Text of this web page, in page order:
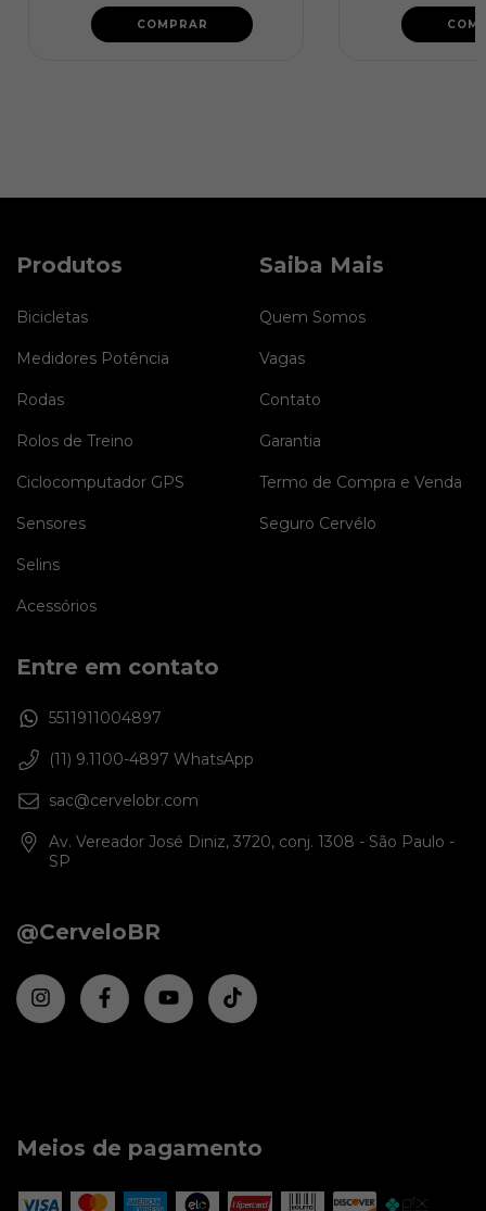
COMPRAR
Produtos
Bicicletas
Medidores Potência
Rodas
Rolos de Treino
Ciclocomputador GPS
Sensores
Selins
Acessórios
Saiba Mais
Quem Somos
Vagas
Contato
Garantia
Termo de Compra e Venda
Seguro Cervélo
Entre em contato
5511911004897
(11) 9.1100-4897 WhatsApp
sac@cervelobr.com
Av. Vereador José Diniz, 3720, conj. 1308 - São Paulo -
SP
@CerveloBR
Meios de pagamento